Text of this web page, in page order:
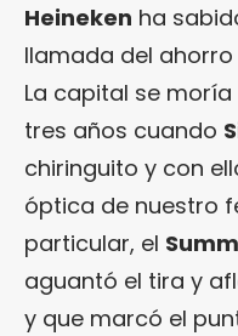
Heineken ha
llamada del
La capital se
tres años cuando
chiringuito y con
óptica de nuestro
particular, el
aguantó el tira y
y que marcó el